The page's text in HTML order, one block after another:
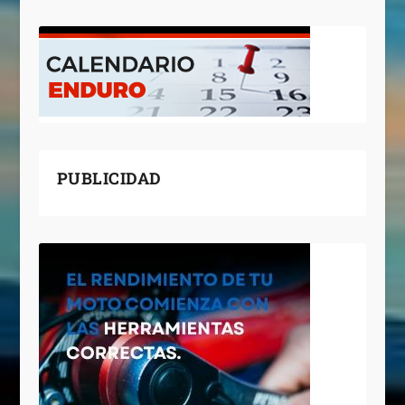
PUBLICIDAD